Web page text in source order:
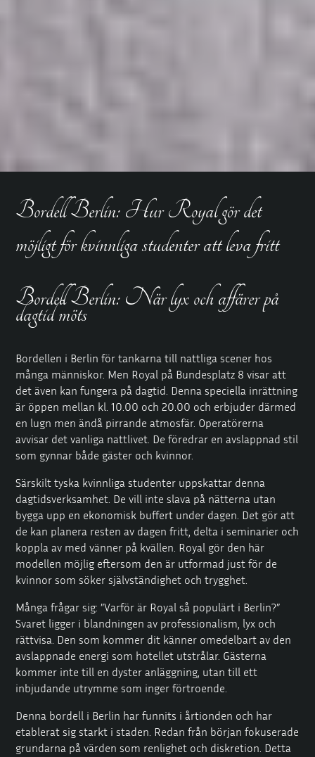
Bordell Berlin: Hur Royal gör det
möjligt för kvinnliga studenter att leva fritt
Bordell Berlin: När lyx och affärer på
dagtid möts
Bordellen i Berlin för tankarna till nattliga scener hos
många människor. Men Royal på Bundesplatz 8 visar att
det även kan fungera på dagtid. Denna speciella inrättning
är öppen mellan kl. 10.00 och 20.00 och erbjuder därmed
en lugn men ändå pirrande atmosfär. Operatörerna
avvisar det vanliga nattlivet. De föredrar en avslappnad stil
som gynnar både gäster och kvinnor.
Särskilt tyska kvinnliga studenter uppskattar denna
dagtidsverksamhet. De vill inte slava på nätterna utan
bygga upp en ekonomisk buffert under dagen. Det gör att
de kan planera resten av dagen fritt, delta i seminarier och
koppla av med vänner på kvällen. Royal gör den här
modellen möjlig eftersom den är utformad just för de
kvinnor som söker självständighet och trygghet.
Många frågar sig: ”Varför är Royal så populärt i Berlin?”
Svaret ligger i blandningen av professionalism, lyx och
rättvisa. Den som kommer dit känner omedelbart av den
avslappnade energi som hotellet utstrålar. Gästerna
kommer inte till en dyster anläggning, utan till ett
inbjudande utrymme som inger förtroende.
Denna bordell i Berlin har funnits i årtionden och har
etablerat sig starkt i staden. Redan från början fokuserade
grundarna på värden som renlighet och diskretion. Detta